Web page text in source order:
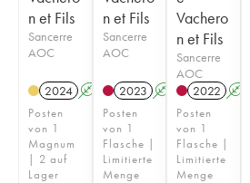
n et Fils
Sancerre
AOC
2024 A
Posten
von 1
Magnum
| 2 auf
Lager
n et Fils
Sancerre
AOC
2023 A
Posten
von 1
Flasche |
Limitierte
Menge
Vachero
n et Fils
Sancerre
AOC
2022 A
Posten
von 1
Flasche |
Limitierte
Menge